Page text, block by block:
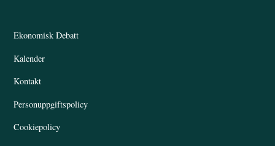
Ekonomisk Debatt
Kalender
Kontakt
Personuppgiftspolicy
Cookiepolicy